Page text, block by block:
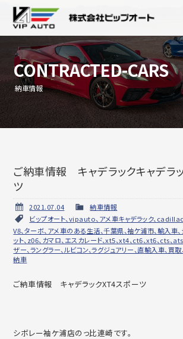
CONTRACTED-CARS
納車情報
ご納車情報 キャデラックキャデラ
ツ
2021.07.04
納車情報
ビップオート、vipauto、アメ車キャデラック、
V8、ターボ、アメ車のある生活、千葉県、袖ケ浦市、輸入車
ット、z06、カマロ、エスカレード、xt5、xt4、ct6、xt6、cts、
ザー、ラングラー、ルビコン、ラグジュアリー、直輸入車、買
納車
ご納車情報 キャデラックXT4スポーツ
シボレー袖ケ浦店のっ比連崎です。